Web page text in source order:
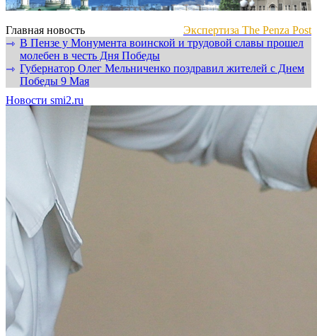
Главная новость
Экспертиза The Penza Post
⇾ В Пензе у Монумента воинской и трудовой славы прошел
молебен в честь Дня Победы
⇾ Губернатор Олег Мельниченко поздравил жителей с Днем
Победы 9 Мая
Новости smi2.ru